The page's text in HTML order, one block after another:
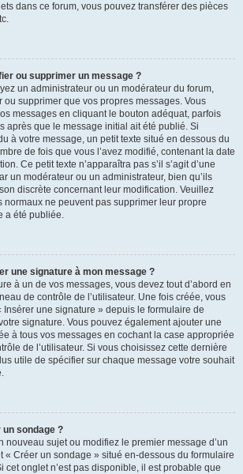
dans ce forum, vous pouvez transférer des pièces
ou supprimer un message ?
un administrateur ou un modérateur du forum,
ou supprimer que vos propres messages. Vous
messages en cliquant le bouton adéquat, parfois
après que le message initial ait été publié. Si
à votre message, un petit texte situé en dessous du
de fois que vous l’avez modifié, contenant la date
Ce petit texte n’apparaîtra pas s’il s’agit d’une
un modérateur ou un administrateur, bien qu’ils
discrète concernant leur modification. Veuillez
normaux ne peuvent pas supprimer leur propre
a été publiée.
une signature à mon message ?
à un de vos messages, vous devez tout d’abord en
de contrôle de l’utilisateur. Une fois créée, vous
Insérer une signature » depuis le formulaire de
signature. Vous pouvez également ajouter une
à tous vos messages en cochant la case appropriée
de l’utilisateur. Si vous choisissez cette dernière
utile de spécifier sur chaque message votre souhait
sondage ?
nouveau sujet ou modifiez le premier message d’un
« Créer un sondage » situé en-dessous du formulaire
cet onglet n’est pas disponible, il est probable que